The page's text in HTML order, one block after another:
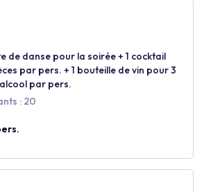
de danse pour la soirée + 1 cocktail
par pers. + 1 bouteille de vin pour 3
par pers.
: 20